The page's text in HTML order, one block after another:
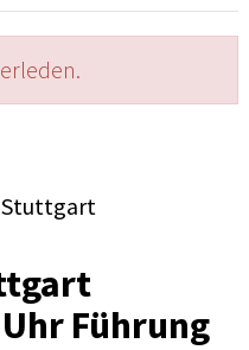
Führung